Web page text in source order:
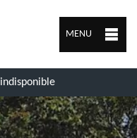
MENU
indisponible